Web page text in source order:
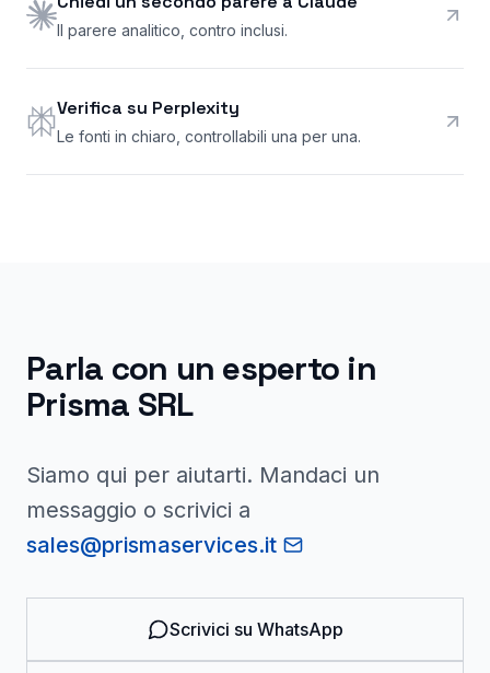
Il parere analitico, contro inclusi.
Verifica su Perplexity
Le fonti in chiaro, controllabili una per una.
Parla con un esperto in
Prisma SRL
Siamo qui per aiutarti. Mandaci un
messaggio o scrivici a
sales@prismaservices.it
Scrivici su WhatsApp